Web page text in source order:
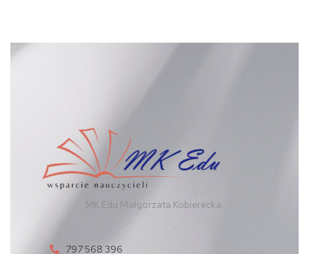
MK Edu Małgorzata Kobierecka
797 568 396